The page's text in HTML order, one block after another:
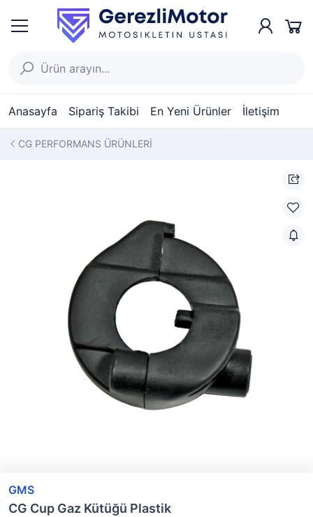
Anasayfa Sipariş Takibi En Yeni Ürünler İletişim
CG PERFORMANS ÜRÜNLERİ
GMS
CG Cup Gaz Kütüğü Plastik